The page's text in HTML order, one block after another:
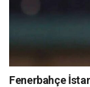
Fenerbahçe